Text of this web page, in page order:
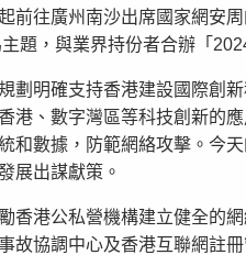
前往廣州南沙出席國家網安
題，與業界持份者合辦「
劃明確支持香港建設國際創
港、數字灣區等科技創新的
和數據，防範網絡攻擊。今
展出謀獻策。
香港公私營機構建立健全的
故協調中心及香港互聯網註